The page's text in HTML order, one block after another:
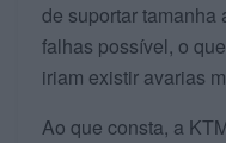
de suportar tamanha
falhas possível, o
iriam existir avarias
Ao que consta, a